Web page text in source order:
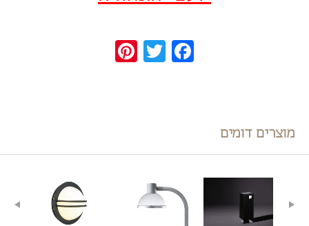
Facebook
Twitter
Pinterest
מוצרים דומים